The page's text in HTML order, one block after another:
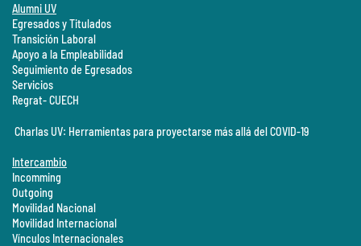
Alumni UV
Egresados y Titulados
Transición Laboral
Apoyo a la Empleabilidad
Seguimiento de Egresados
Servicios
Regrat- CUECH
Charlas UV: Herramientas para proyectarse más allá del COVID-19
Intercambio
Incomming
Outgoing
Movilidad Nacional
Movilidad Internacional
Vínculos Internacionales